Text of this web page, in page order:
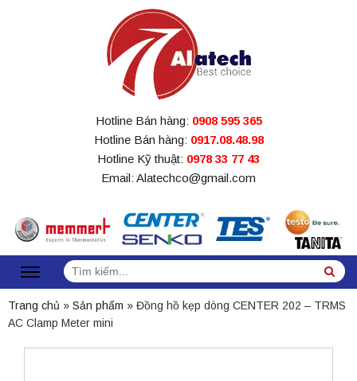
Hotline Bán hàng: 0908 595 365
Hotline Bán hàng: 0917.08.48.98
Hotline Kỹ thuật: 0978 33 77 43
Email: Alatechco@gmail.com
Tìm
kiếm:
Trang chủ » Sản phẩm » Đồng hồ kẹp dòng CENTER 202 – TRMS
AC Clamp Meter mini